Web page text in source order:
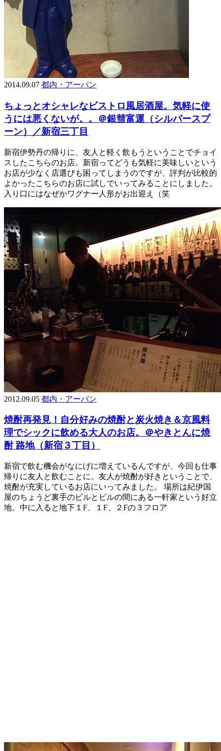
2014.09.07 都内・アーバン
ちょっとオシャレなビストロ風居酒屋。気軽に使
うには悪くないが。。＠銀彗富運（シルバースプ
ーン）／新宿三丁目
新宿伊勢丹の帰りに、友人と軽く飲もうということでチョイ
スしたこちらのお店。新宿ってどうも気軽に美味しいという
お店が少なく店選びも困ってしまうのですが、評判が比較的
よかったこちらのお店に試しでいってみることにしました。
入り口にはなぜかワグナー人形がお出迎え（笑
2012.09.05 都内・アーバン
焼酎再発見！自分好みの焼酎と炭火焼き＆京風料
理でシックに飲める大人のお店。＠やきとんに焼
酎 路地（新宿３丁目）
新宿で飲む機会がなにげに増えているんですが、今回も仕事
帰りに友人と飲むことに。友人が焼酎が好きということで、
焼酎が充実しているお店にいってみました。 場所は紀伊国
屋のちょうど裏手のビルとビルの間にある一軒家という好立
地。中に入ると地下１F、１F、２Fの３フロア